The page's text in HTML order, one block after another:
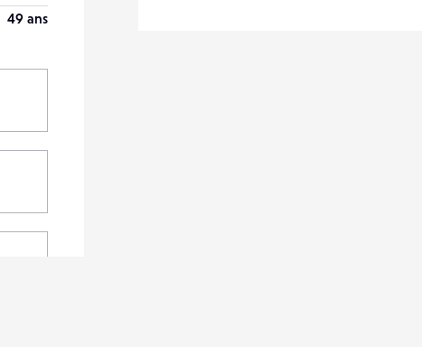
49 ans